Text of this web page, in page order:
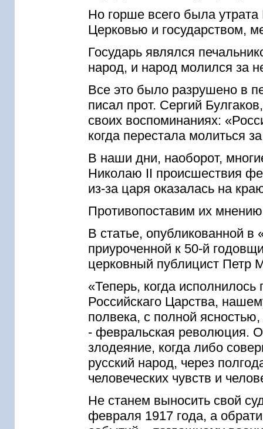
Но горше всего была
Церковью и государством,
Государь являлся
народ, и народ молился за
Все это было разрушено в
писал прот. Сергий
своих воспоминаниях:
когда перестала молиться
В наши дни, наоборот,
Николаю II происшествия
из-за царя оказалась на
Противопоставим их
В статье, опубликованной
приуроченной к 50-й
церковный публицист Петр
«Теперь, когда
Российскаго Царства,
полвека, с полной
- февральская революция.
злодеяние, когда либо
русский народ, через
человеческих чувств и
Не станем выносить свой
февраля 1917 года, а